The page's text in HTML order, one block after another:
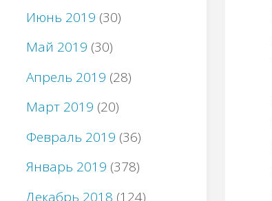
Июнь 2019 (30)
Май 2019 (30)
Апрель 2019 (28)
Март 2019 (20)
Февраль 2019 (36)
Январь 2019 (378)
Декабрь 2018 (124)